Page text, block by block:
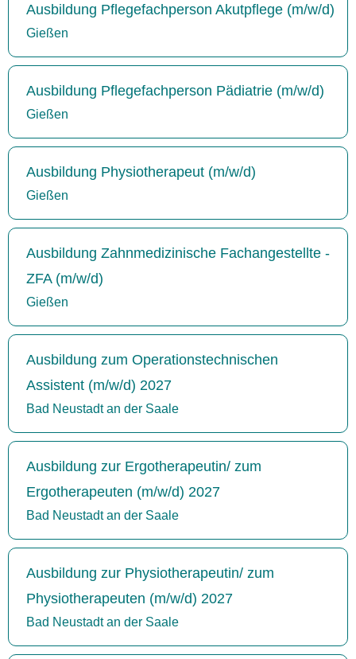
Ausbildung Pflegefachperson Akutpflege (m/w/d)
Gießen
Ausbildung Pflegefachperson Pädiatrie (m/w/d)
Gießen
Ausbildung Physiotherapeut (m/w/d)
Gießen
Ausbildung Zahnmedizinische Fachangestellte -
ZFA (m/w/d)
Gießen
Ausbildung zum Operationstechnischen
Assistent (m/w/d) 2027
Bad Neustadt an der Saale
Ausbildung zur Ergotherapeutin/ zum
Ergotherapeuten (m/w/d) 2027
Bad Neustadt an der Saale
Ausbildung zur Physiotherapeutin/ zum
Physiotherapeuten (m/w/d) 2027
Bad Neustadt an der Saale